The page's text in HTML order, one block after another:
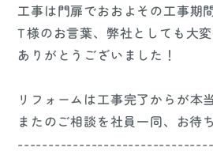
工事は門扉でおおよその工事期
T様のお言葉、弊社としても大変
ありがとうございました！
リフォームは工事完了からが本
またのご相談を社員一同、お待